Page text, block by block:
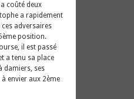
coûté deux
a rapidement
adversaires
position.
il est passé
a tenu sa place
damiers, ses
envier aux 2ème